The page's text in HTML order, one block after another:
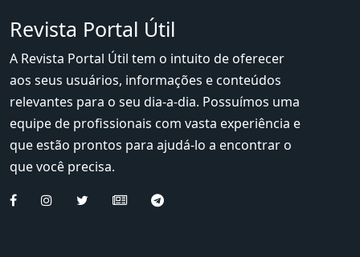
Revista Portal Útil
A Revista Portal Útil tem o intuito de oferecer
aos seus usuários, informações e conteúdos
relevantes para o seu dia-a-dia. Possuímos uma
equipe de profissionais com vasta experiência e
que estão prontos para ajudá-lo a encontrar o
que você precisa.